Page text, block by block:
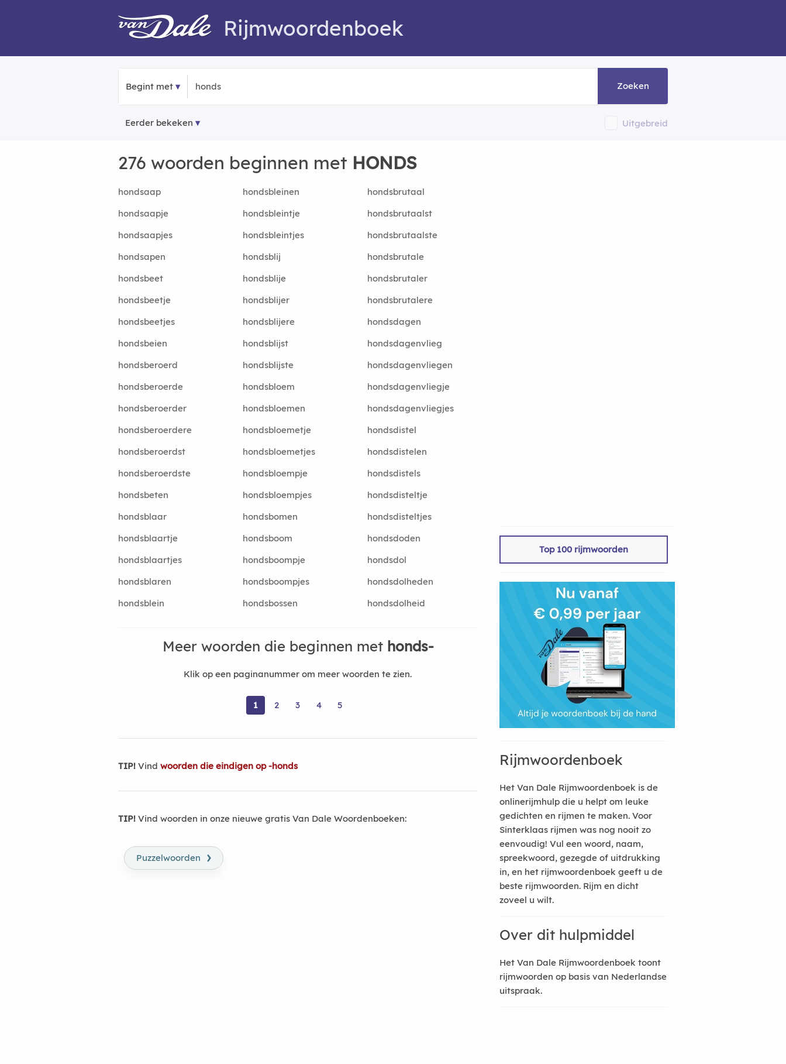
Rijmwoordenboek
Begint met Zoeken
Eerder bekeken Uitgebreid
276 woorden beginnen met HONDS
hondsaap hondsbleinen
hondsbrutaal
hondsaapje
hondsbleintje
hondsbrutaalst
hondsaapjes
hondsbleintjes
hondsbrutaalste
hondsapen
hondsblij
hondsbrutale
hondsbeet
hondsblije
hondsbrutaler
hondsbeetje
hondsblijer
hondsbrutalere
hondsbeetjes
hondsblijere
hondsdagen
hondsbeien
hondsblijst
hondsdagenvlieg
hondsberoerd
hondsblijste
hondsdagenvliegen
hondsberoerde
hondsbloem
hondsdagenvliegje
hondsberoerder
hondsbloemen
hondsdagenvliegjes
hondsberoerdere
hondsbloemetje
hondsdistel
hondsberoerdst
hondsbloemetjes
hondsdistelen
hondsberoerdste
hondsbloempje
hondsdistels
hondsbeten
hondsbloempjes
hondsdisteltje
hondsblaar
hondsbomen
hondsdisteltjes
hondsblaartje
hondsboom
hondsdoden
hondsblaartjes
hondsboompje
hondsdol
hondsblaren
hondsboompjes
hondsdolheden
hondsblein
hondsbossen hondsdolheid
Meer woorden die beginnen met honds-
Klik op een paginanummer om meer woorden te zien.
1 2 3 4 5
TIP! Vind woorden die eindigen op -honds
TIP! Vind woorden in onze nieuwe gratis Van Dale Woordenboeken:
Puzzelwoorden ›
Top 100 rijmwoorden
Rijmwoordenboek
Het Van Dale Rijmwoordenboek is de
onlinerijmhulp die u helpt om leuke
gedichten en rijmen te maken. Voor
Sinterklaas rijmen was nog nooit zo
eenvoudig! Vul een woord, naam,
spreekwoord, gezegde of uitdrukking
in, en het rijmwoordenboek geeft u de
beste rijmwoorden. Rijm en dicht
zoveel u wilt.
Over dit hulpmiddel
Het Van Dale Rijmwoordenboek toont
rijmwoorden op basis van Nederlandse
uitspraak.